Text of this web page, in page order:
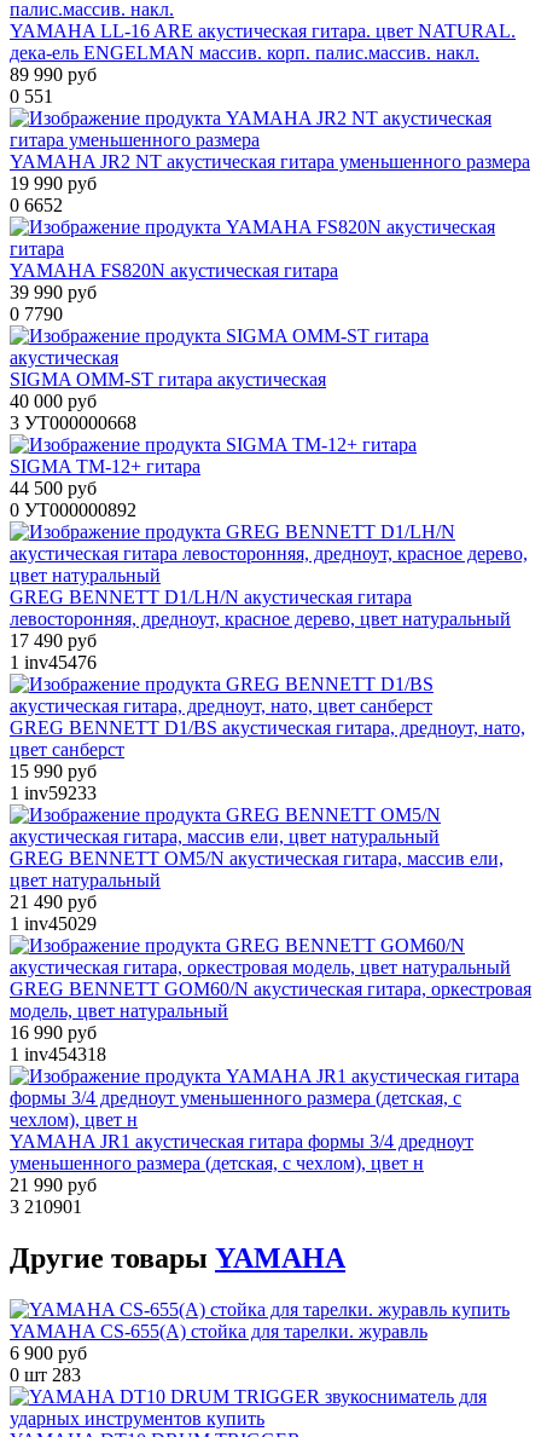
YAMAHA LL-16 ARE акустическая гитара. цвет NATURAL.
дека-ель ENGELMAN массив. корп. палис.массив. накл.
89 990 руб
0 551
YAMAHA JR2 NT акустическая гитара уменьшенного размера
19 990 руб
0 6652
YAMAHA FS820N акустическая гитара
39 990 руб
0 7790
SIGMA OMM-ST гитара акустическая
40 000 руб
3 УТ000000668
SIGMA TM-12+ гитара
44 500 руб
0 УТ000000892
GREG BENNETT D1/LH/N акустическая гитара
левосторонняя, дредноут, красное дерево, цвет натуральный
17 490 руб
1 inv45476
GREG BENNETT D1/BS акустическая гитара, дредноут, нато,
цвет санберст
15 990 руб
1 inv59233
GREG BENNETT OM5/N акустическая гитара, массив ели,
цвет натуральный
21 490 руб
1 inv45029
GREG BENNETT GOM60/N акустическая гитара, оркестровая
модель, цвет натуральный
16 990 руб
1 inv454318
YAMAHA JR1 акустическая гитара формы 3/4 дредноут
уменьшенного размера (детская, с чехлом), цвет н
21 990 руб
3 210901
Другие товары YAMAHA
YAMAHA CS-655(A) стойка для тарелки. журавль
6 900 руб
0 шт 283